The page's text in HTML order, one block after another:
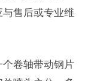
售后或专业维
卷轴带动钢片